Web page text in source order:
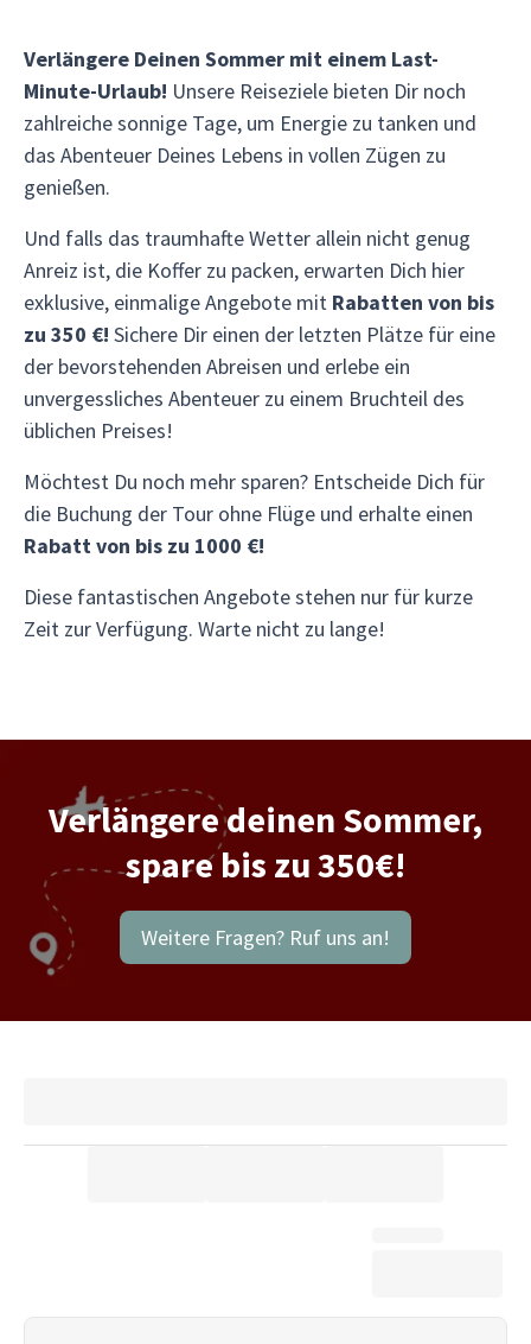
Verlängere Deinen Sommer mit einem Last-
Minute-Urlaub! Unsere Reiseziele bieten Dir noch
zahlreiche sonnige Tage, um Energie zu tanken und
das Abenteuer Deines Lebens in vollen Zügen zu
genießen.
Und falls das traumhafte Wetter allein nicht genug
Anreiz ist, die Koffer zu packen, erwarten Dich hier
exklusive, einmalige Angebote mit Rabatten von bis
zu 350 €! Sichere Dir einen der letzten Plätze für eine
der bevorstehenden Abreisen und erlebe ein
unvergessliches Abenteuer zu einem Bruchteil des
üblichen Preises!
Möchtest Du noch mehr sparen? Entscheide Dich für
die Buchung der Tour ohne Flüge und erhalte einen
Rabatt von bis zu 1000 €!
Diese fantastischen Angebote stehen nur für kurze
Zeit zur Verfügung. Warte nicht zu lange!
Verlängere deinen Sommer,
spare bis zu 350€!
Weitere Fragen? Ruf uns an!